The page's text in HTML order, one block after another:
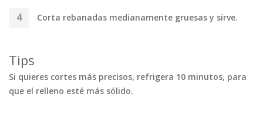
Corta rebanadas medianamente gruesas y sirve.
Tips
Si quieres cortes más precisos, refrigera 10 minutos, para
que el relleno esté más sólido.